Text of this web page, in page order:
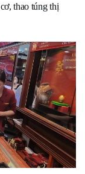
thao túng thị